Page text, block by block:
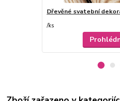
Dřevěné svatební
/ks